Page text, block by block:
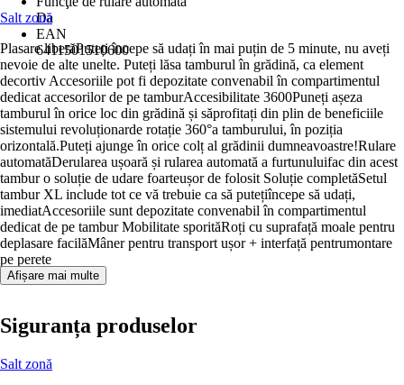
Da
EAN
6411501510600
Salt zonă
Plasare liberăPuteți începe să udați în mai puțin de 5 minute, nu aveți
nevoie de alte unelte. Puteți lăsa tamburul în grădină, ca element
decortiv Accesoriile pot fi depozitate convenabil în compartimentul
dedicat accesorilor de pe tamburAccesibilitate 3600Puneți așeza
tamburul în orice loc din grădină și săprofitați din plin de beneficiile
sistemului revoluționarde rotație 360°a tamburului, în poziția
orizontală.Puteți ajunge în orice colț al grădinii dumneavoastre!Rulare
automatăDerularea ușoară și rularea automată a furtunuluifac din acest
tambur o soluție de udare foarteușor de folosit Soluție completăSetul
tambur XL include tot ce vă trebuie ca să putețiîncepe să udați,
imediatAccesoriile sunt depozitate convenabil în compartimentul
dedicat de pe tambur Mobilitate sporităRoți cu suprafață moale pentru
deplasare facilăMâner pentru transport ușor + interfață pentrumontare
pe perete
Afișare mai multe
Siguranța produselor
Salt zonă